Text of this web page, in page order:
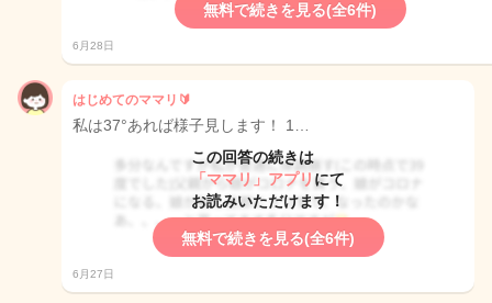
無料で続きを見る(全6件)
6月28日
はじめてのママリ🔰
私は37°あれば様子見します！ 1…
この回答の続きは
「ママリ」アプリ にて
お読みいただけます！
無料で続きを見る(全6件)
6月27日